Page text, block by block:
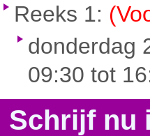
Reeks 1:
donderdag
09:30 tot
Schrijf nu